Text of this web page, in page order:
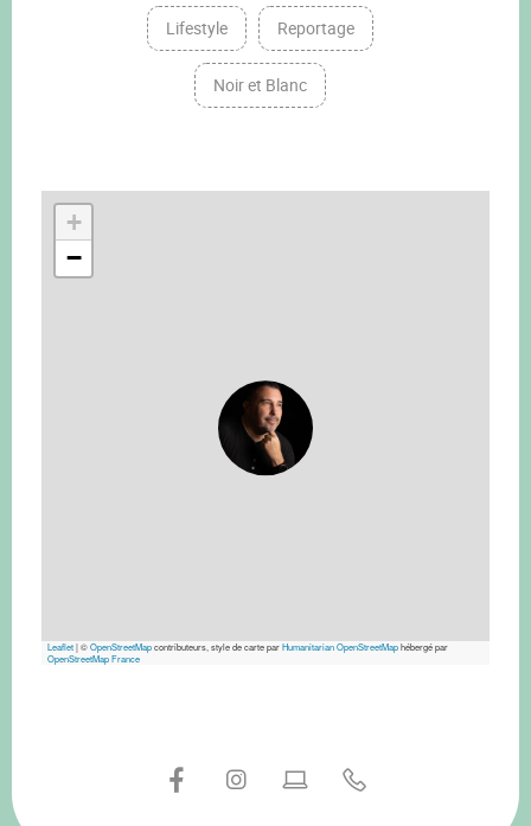
Lifestyle Reportage
Noir et Blanc
+
−
Leaflet|©OpenStreetMapcontributeurs, style de carte parHumanitarian OpenStreetMaphébergé par
OpenStreetMap France